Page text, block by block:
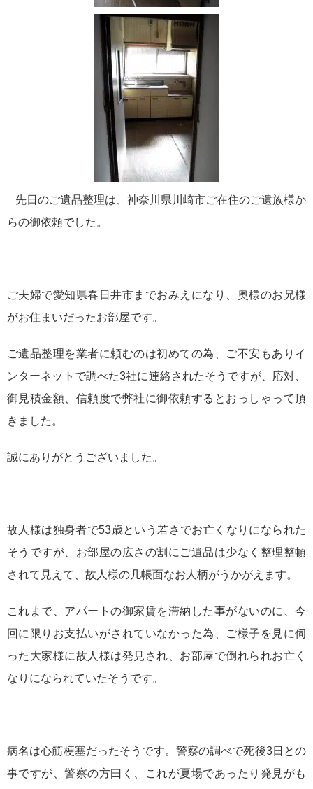
先日のご遺品整理は、神奈川県川崎市ご在住のご遺族様か
らの御依頼でした。
ご夫婦で愛知県春日井市までおみえになり、奥様のお兄様
がお住まいだったお部屋です。
ご遺品整理を業者に頼むのは初めての為、ご不安もありイ
ンターネットで調べた3社に連絡されたそうですが、応対、
御見積金額、信頼度で弊社に御依頼するとおっしゃって頂
きました。
誠にありがとうございました。
故人様は独身者で53歳という若さでお亡くなりになられた
そうですが、お部屋の広さの割にご遺品は少なく整理整頓
されて見えて、故人様の几帳面なお人柄がうかがえます。
これまで、アパートの御家賃を滞納した事がないのに、今
回に限りお支払いがされていなかった為、ご様子を見に伺
った大家様に故人様は発見され、お部屋で倒れられお亡く
なりになられていたそうです。
病名は心筋梗塞だったそうです。警察の調べで死後3日との
事ですが、警察の方曰く、これが夏場であったり発見がも